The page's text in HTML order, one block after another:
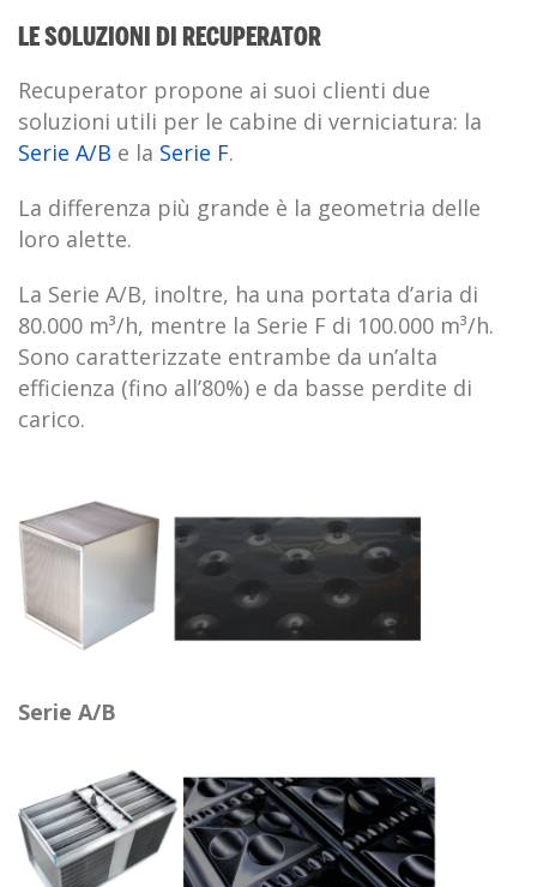
LE SOLUZIONI DI RECUPERATOR
Recuperator propone ai suoi clienti due
soluzioni utili per le cabine di verniciatura: la
Serie A/B e la Serie F.
La differenza più grande è la geometria delle
loro alette.
La Serie A/B, inoltre, ha una portata d’aria di
80.000 m³/h, mentre la Serie F di 100.000 m³/h.
Sono caratterizzate entrambe da un’alta
efficienza (fino all’80%) e da basse perdite di
carico.
Serie A/B